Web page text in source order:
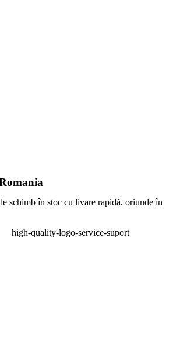
schimb în stoc cu livare rapidă, oriunde în